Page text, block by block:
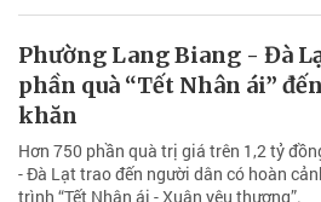
Phường Lang Biang - Đà
phần quà “Tết Nhân ái”
khăn
Hơn 750 phần quà trị giá trên 1,2 tỷ
- Đà Lạt trao đến người dân có hoàn
trình “Tết Nhân ái - Xuân yêu thương”.